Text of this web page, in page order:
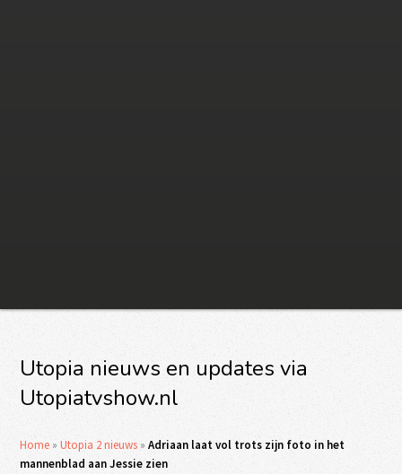
Utopia nieuws en updates via
Utopiatvshow.nl
Home »Utopia 2 nieuws »Adriaan laat vol trots zijn foto in het
mannenblad aan Jessie zien